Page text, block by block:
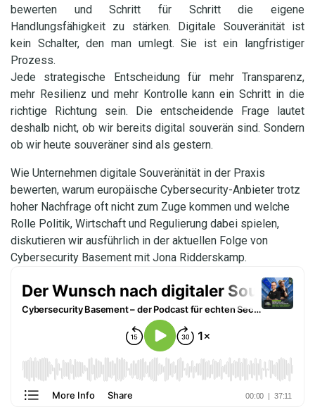
bewerten und Schritt für Schritt die eigene
Handlungsfähigkeit zu stärken. Digitale Souveränität ist
kein Schalter, den man umlegt. Sie ist ein langfristiger
Prozess.
Jede strategische Entscheidung für mehr Transparenz,
mehr Resilienz und mehr Kontrolle kann ein Schritt in die
richtige Richtung sein. Die entscheidende Frage lautet
deshalb nicht, ob wir bereits digital souverän sind. Sondern
ob wir heute souveräner sind als gestern.
Wie Unternehmen digitale Souveränität in der Praxis
bewerten, warum europäische Cybersecurity-Anbieter trotz
hoher Nachfrage oft nicht zum Zuge kommen und welche
Rolle Politik, Wirtschaft und Regulierung dabei spielen,
diskutieren wir ausführlich in der aktuellen Folge von
Cybersecurity Basement mit Jona Ridderskamp.